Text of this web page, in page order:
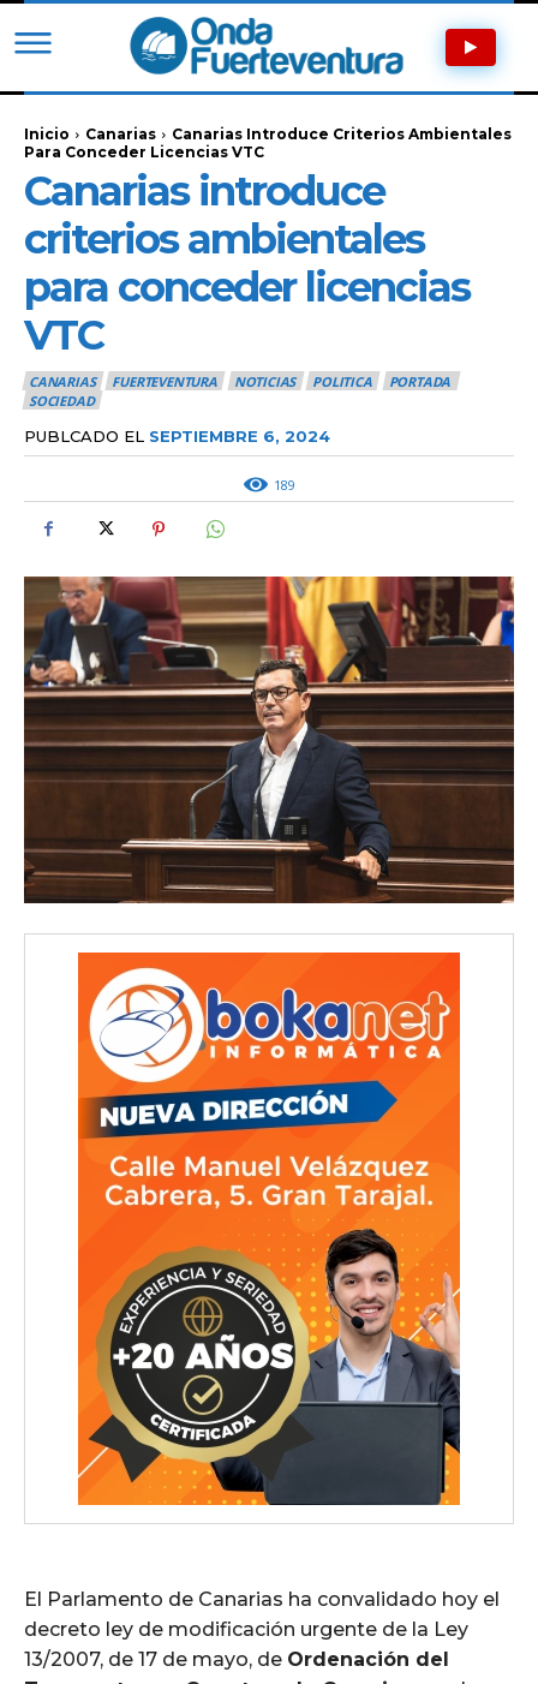
Inicio Canarias
Canarias Introduce Criterios Ambientales
Para Conceder Licencias VTC
Canarias introduce
criterios ambientales
para conceder licencias
VTC
CANARIAS FUERTEVENTURA NOTICIAS POLITICA
PORTADA
SOCIEDAD
PUBLCADO EL SEPTIEMBRE 6, 2024
189
El Parlamento de Canarias ha convalidado hoy el
decreto ley de modificación urgente de la Ley
13/2007, de 17 de mayo, de Ordenación del